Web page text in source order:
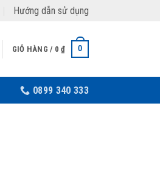
Hướng dẫn sử dụng
GIỎ HÀNG / 0₫ 0
0899 340 333